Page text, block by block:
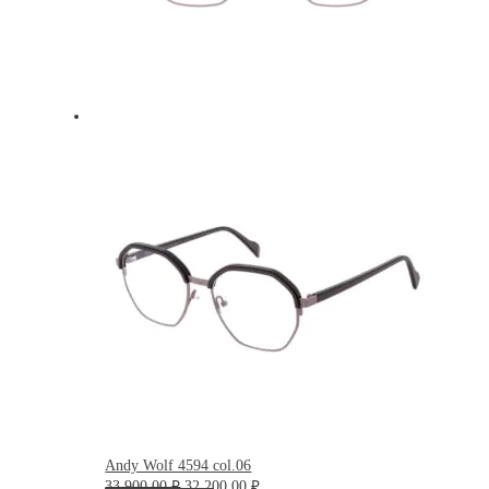
Andy Wolf 4594 col.06
ПервоначальнаяТекущая